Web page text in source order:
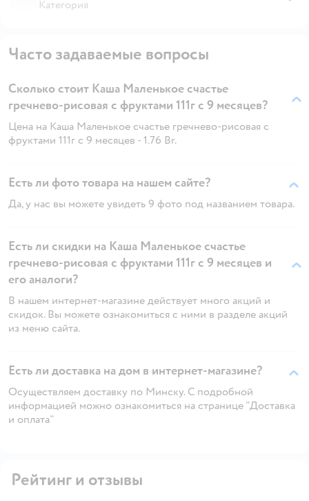
Категория
Часто задаваемые вопросы
Сколько стоит Каша Маленькое счастье
гречнево-рисовая с фруктами 111г с 9 месяцев?
Цена на Каша Маленькое счастье гречнево-рисовая с
фруктами 111г с 9 месяцев - 1.76 Br.
Есть ли фото товара на нашем сайте?
Да, у нас вы можете увидеть 9 фото под названием товара.
Есть ли скидки на Каша Маленькое счастье
гречнево-рисовая с фруктами 111г с 9 месяцев и
его аналоги?
В нашем интернет-магазине действует много акций и
скидок. Вы можете ознакомиться с ними в разделе акций
из меню сайта.
Есть ли доставка на дом в интернет-магазине?
Осуществляем доставку по Минску. С подробной
информацией можно ознакомиться на странице "Доставка
и оплата"
Рейтинг и отзывы